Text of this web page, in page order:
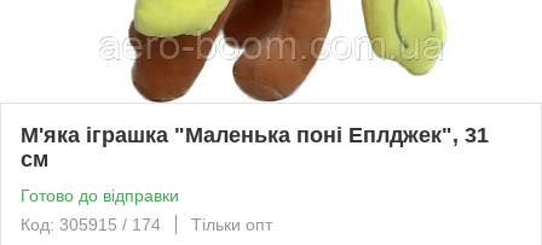
М'яка іграшка "Маленька поні Еплджек", 31
см
Готово до відправки
Код: 305915 / 174
Тільки опт